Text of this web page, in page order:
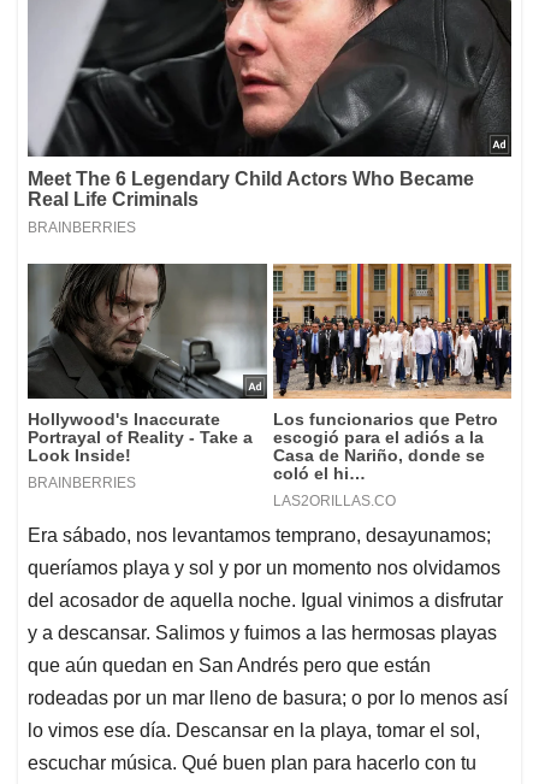
Era sábado, nos levantamos temprano, desayunamos;
queríamos playa y sol y por un momento nos olvidamos
del acosador de aquella noche. Igual vinimos a disfrutar
y a descansar. Salimos y fuimos a las hermosas playas
que aún quedan en San Andrés pero que están
rodeadas por un mar lleno de basura; o por lo menos así
lo vimos ese día. Descansar en la playa, tomar el sol,
escuchar música. Qué buen plan para hacerlo con tu